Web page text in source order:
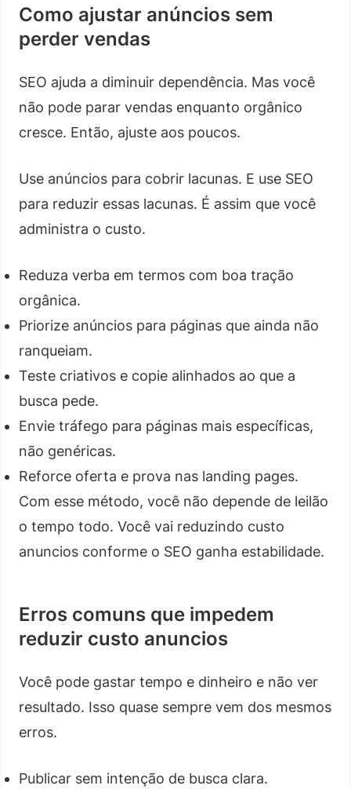
Como ajustar anúncios sem
perder vendas
SEO ajuda a diminuir dependência. Mas você
não pode parar vendas enquanto orgânico
cresce. Então, ajuste aos poucos.
Use anúncios para cobrir lacunas. E use SEO
para reduzir essas lacunas. É assim que você
administra o custo.
Reduza verba em termos com boa tração
orgânica.
Priorize anúncios para páginas que ainda não
ranqueiam.
Teste criativos e copie alinhados ao que a
busca pede.
Envie tráfego para páginas mais específicas,
não genéricas.
Reforce oferta e prova nas landing pages.
Com esse método, você não depende de leilão
o tempo todo. Você vai reduzindo custo
anuncios conforme o SEO ganha estabilidade.
Erros comuns que impedem
reduzir custo anuncios
Você pode gastar tempo e dinheiro e não ver
resultado. Isso quase sempre vem dos mesmos
erros.
Publicar sem intenção de busca clara.